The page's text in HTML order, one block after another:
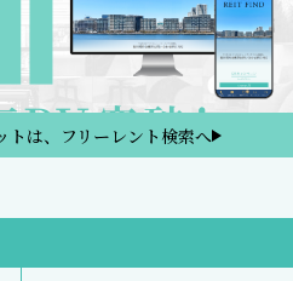
トは、フリーレント検索へ